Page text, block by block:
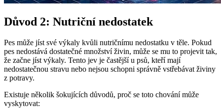
Důvod 2: Nutriční nedostatek
Pes může jíst své výkaly kvůli nutričnímu nedostatku v těle. Pokud
pes nedostává dostatečné množství živin, může se mu to projevit tak,
že začne jíst výkaly. Tento jev je častější u psů, kteří mají
nedostatečnou stravu nebo nejsou schopni správně vstřebávat živiny
z potravy.
Existuje několik šokujících důvodů, proč se toto chování může
vyskytovat: